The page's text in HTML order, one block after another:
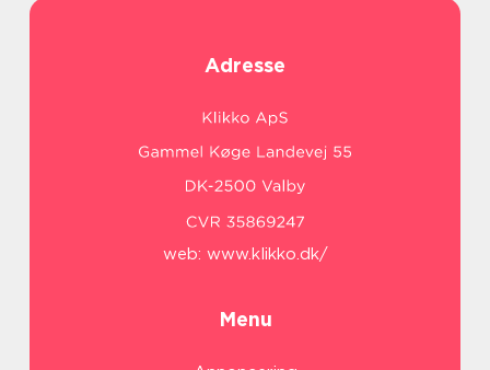
Adresse
web: www.klikko.dk/
Menu